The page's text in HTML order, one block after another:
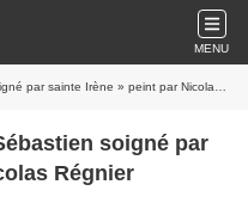
MENU
sainte Irène » peint par Nicolas Régnier
soigné par
Régnier